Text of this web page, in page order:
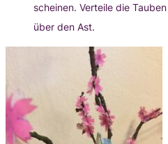
scheinen. Verteile die
über den Ast.